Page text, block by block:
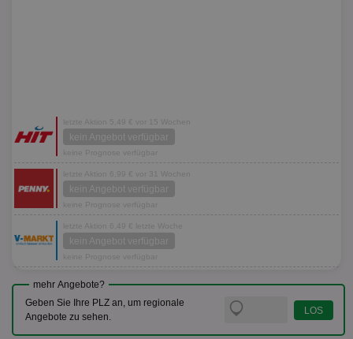
letzte Aktion 5,49 € vor 15 Wochen
kein Angebot verfügbar
keine Prognose verfügbar
letzte Aktion 6,99 € vor 31 Wochen
kein Angebot verfügbar
keine Prognose verfügbar
letzte Aktion 6,49 € letzte Woche
kein Angebot verfügbar
keine Prognose verfügbar
mehr Angebote?
Geben Sie Ihre PLZ an, um regionale
Angebote zu sehen.